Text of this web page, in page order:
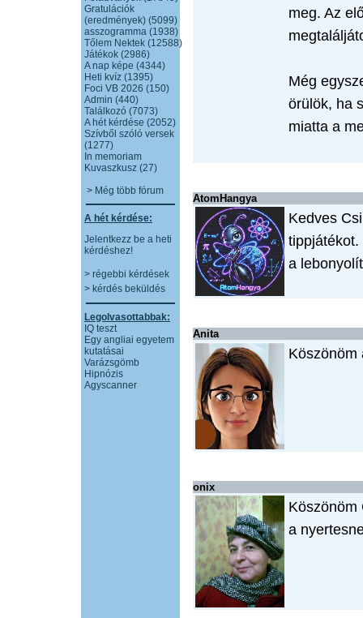
Gratulációk
(eredmények) (5099)
asszogramma (1938)
Tőlem Nektek (12588)
Játékok (2986)
A nap képe (4344)
Heti kvíz (1395)
Foci VB 2026 (150)
Admin (440)
Találkozó (7073)
A hét kérdése (2052)
Szívből szóló versek
(1277)
In memoriam
Kuvaszkusz (27)
> Még több fórum
A hét kérdése:
Jelentkezz be a heti
kérdéshez!
> régebbi kérdések
> kérdés beküldés
Legolvasottabbak:
IQ teszt
Egy angliai egyetem
kutatásai
Varázsgömb
Hipnózis
Agyscanner
meg. Az
Még
örülök, ha
miatta a
AtomHangya
Kedves
a
Anita
Köszönöm
onix
Köszönöm
a